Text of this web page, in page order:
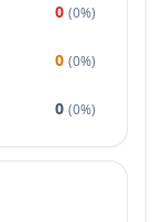
0 (0%)
0 (0%)
0 (0%)